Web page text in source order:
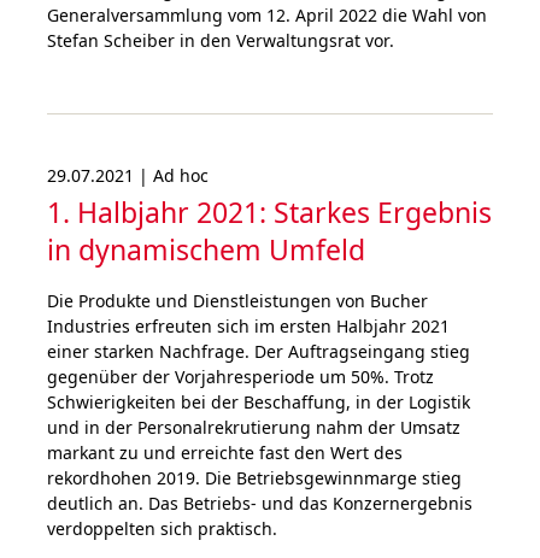
Generalversammlung vom 12. April 2022 die Wahl von
Stefan Scheiber in den Verwaltungsrat vor.
29.07.2021 | Ad hoc
1. Halbjahr 2021: Starkes Ergebnis
in dyna­mischem Umfeld
Die Produkte und Dienstleistungen von Bucher
Industries erfreuten sich im ersten Halbjahr 2021
einer starken Nachfrage. Der Auftragseingang stieg
gegenüber der Vorjahresperiode um 50%. Trotz
Schwierigkeiten bei der Beschaffung, in der Logistik
und in der Personalrekrutierung nahm der Umsatz
markant zu und erreichte fast den Wert des
rekordhohen 2019. Die Betriebsgewinnmarge stieg
deutlich an. Das Betriebs- und das Konzernergebnis
verdoppelten sich praktisch.